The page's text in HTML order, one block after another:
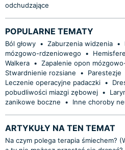
odchudzające
POPULARNE TEMATY
Ból głowy • Zaburzenia widzenia •
mózgowo-rdzeniowego
•
Walkera • Zapalenie opon
Stwardnienie rozsiane
• Parestezje
Leczenie operacyjne padaczki •
pobudliwości miazgi zębowej •
zanikowe boczne
• Inne choroby
ARTYKUŁY NA TEN TEMAT
Na czym polega terapia śmiechem?